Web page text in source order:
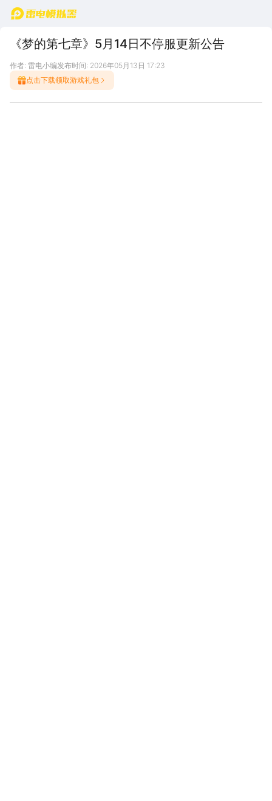
首页
《梦的第七章》5月14日不停服更新公告
作者: 雷电小编发布时间: 2026年05月13日 17:23
点击下载领取游戏礼包